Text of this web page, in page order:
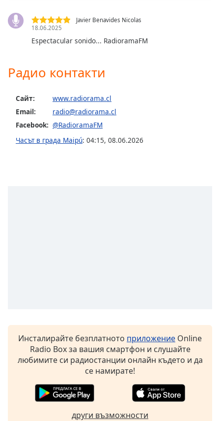
selected
opens
settings
dialog
subtitles
selected
window.
Escape
cancel
Javier Benavides Nicolas
18.06.2025
Espectacular sonido... RadioramaFM
Радио контакти
Сайт:
www.radiorama.cl
Email:
radio@radiorama.cl
Facebook: @RadioramaFM
Часът в града Maipú: 04:15, 08.06.2026
Инсталирайте безплатното приложение Online
Radio Box за вашия смартфон и слушайте
любимите си радиостанции онлайн където и да
се намирате!
други възможности